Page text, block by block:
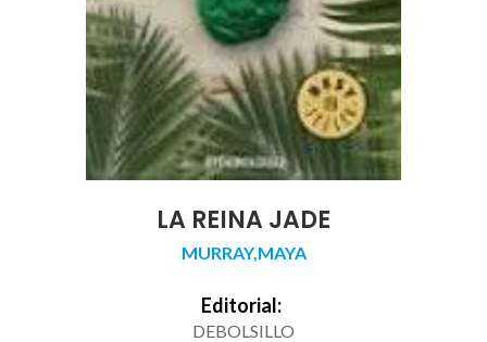
LA REINA JADE
MURRAY,MAYA
Editorial:
DEBOLSILLO